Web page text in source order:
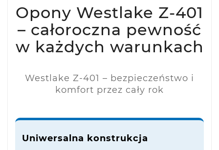
Opony Westlake Z-401
– całoroczna pewność
w każdych warunkach
Westlake Z-401 – bezpieczeństwo i
komfort przez cały rok
Uniwersalna konstrukcja